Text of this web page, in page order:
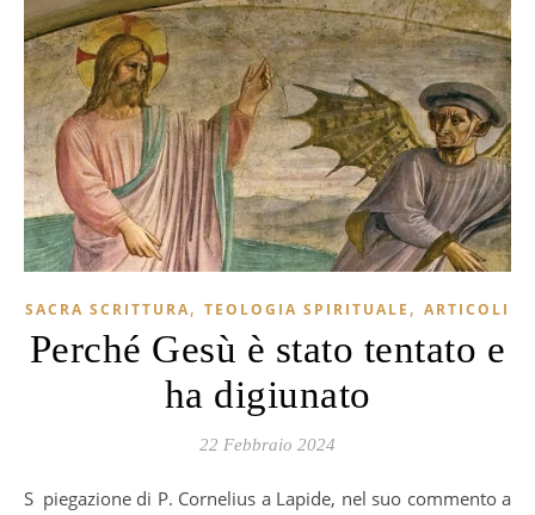
SACRA SCRITTURA, TEOLOGIA SPIRITUALE , ARTICOLI
Perché Gesù è stato tentato e
ha digiunato
22 Febbraio 2024
Spiegazione di P. Cornelius a Lapide, nel suo commento a